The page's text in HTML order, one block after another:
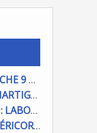
PRIÈRE UNIVERSELLE DU DIMANCHE 9 AOÜT
DIMANCHE 9 AOÛT : MESSES À MARTIGUES ET PORT DE BOUC
DES NOUVELLES DE MAMPATIM : LABOUR DU CHAMP PAROISSIAL
MÉNAGE À NOTRE DAME DE MISÉRICORDE : ON COMPTE SUR VOUS !